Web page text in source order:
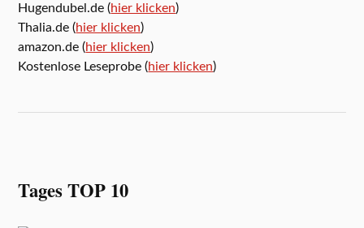
Hugendubel.de (hier klicken)
Thalia.de (hier klicken)
amazon.de (hier klicken)
Kostenlose Leseprobe (hier klicken)
Tages TOP 10